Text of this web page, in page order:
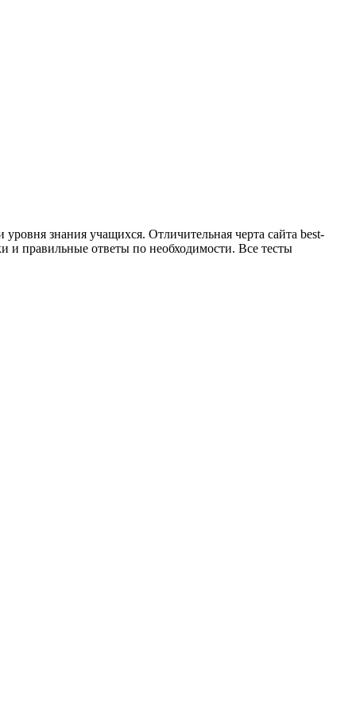
знания учащихся. Отличительная черта сайта best-
и правильные ответы по необходимости. Все тесты